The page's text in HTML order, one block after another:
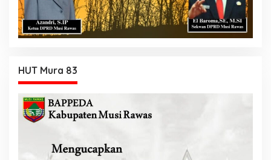
HUT Mura 83